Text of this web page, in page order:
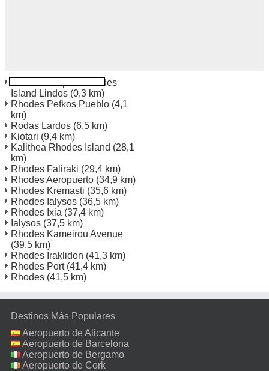
Lindos Europcar Rhodes
Island Lindos (0,3 km)
Rhodes Pefkos Pueblo (4,1
km)
Rodas Lardos (6,5 km)
Kiotari (9,4 km)
Kalithea Rhodes Island (28,1
km)
Rhodes Faliraki (29,4 km)
Rhodes Aeropuerto (34,9 km)
Rhodes Kremasti (35,6 km)
Rhodes Ialysos (36,5 km)
Rhodes Ixia (37,4 km)
Ialysos (37,5 km)
Rhodes Kameirou Avenue
(39,5 km)
Rhodes Iraklidon (41,3 km)
Rhodes Port(41,4 km)
Rhodes (41,5 km)
Destinos Más Populares
Aeropuerto de Alicante
Aeropuerto de Barcelona
Aeropuerto de Bergamo
Aeropuerto de Cork